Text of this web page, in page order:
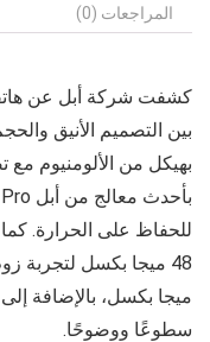
المراجعات (0)
كشفت شركة أبل عن
بين التصميم الأنيق
بهيكل من الألومنيوم مع
للحفاظ على الحرارة.
سطوعًا ووضوحًا.